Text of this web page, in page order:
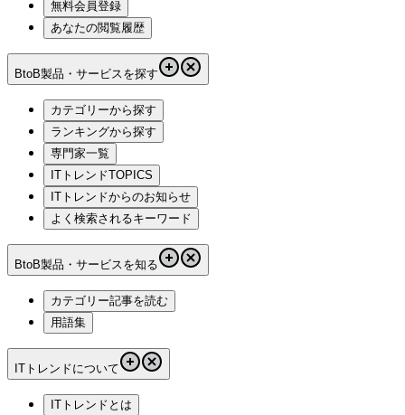
無料会員登録
あなたの閲覧履歴
BtoB製品・サービスを探す
カテゴリーから探す
ランキングから探す
専門家一覧
ITトレンドTOPICS
ITトレンドからのお知らせ
よく検索されるキーワード
BtoB製品・サービスを知る
カテゴリー記事を読む
用語集
ITトレンドについて
ITトレンドとは